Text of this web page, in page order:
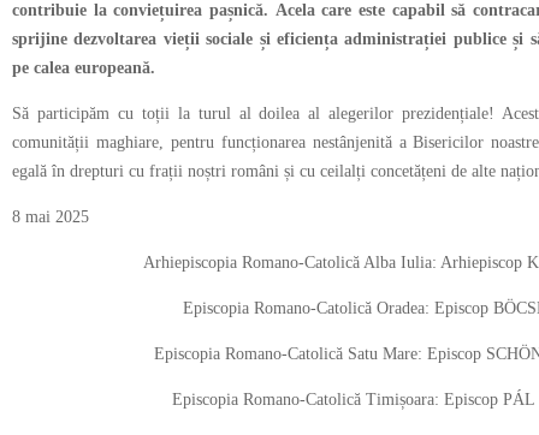
contribuie la conviețuirea pașnică. Acela care este capabil să
sprijine dezvoltarea vieții sociale și eficiența administrației publice și
pe calea europeană.
Să participăm cu toții la turul al doilea al alegerilor prezidențiale!
comunității maghiare, pentru funcționarea nestânjenită a Bisericilor
egală în drepturi cu frații noștri români și cu ceilalți concetățeni de alte
8 mai 2025
Arhiepiscopia Romano-Catolică Alba Iulia: Arhiepiscop
Episcopia Romano-Catolică Oradea: Episcop
Episcopia Romano-Catolică Satu Mare: Episcop
Episcopia Romano-Catolică Timișoara: Episcop PÁL